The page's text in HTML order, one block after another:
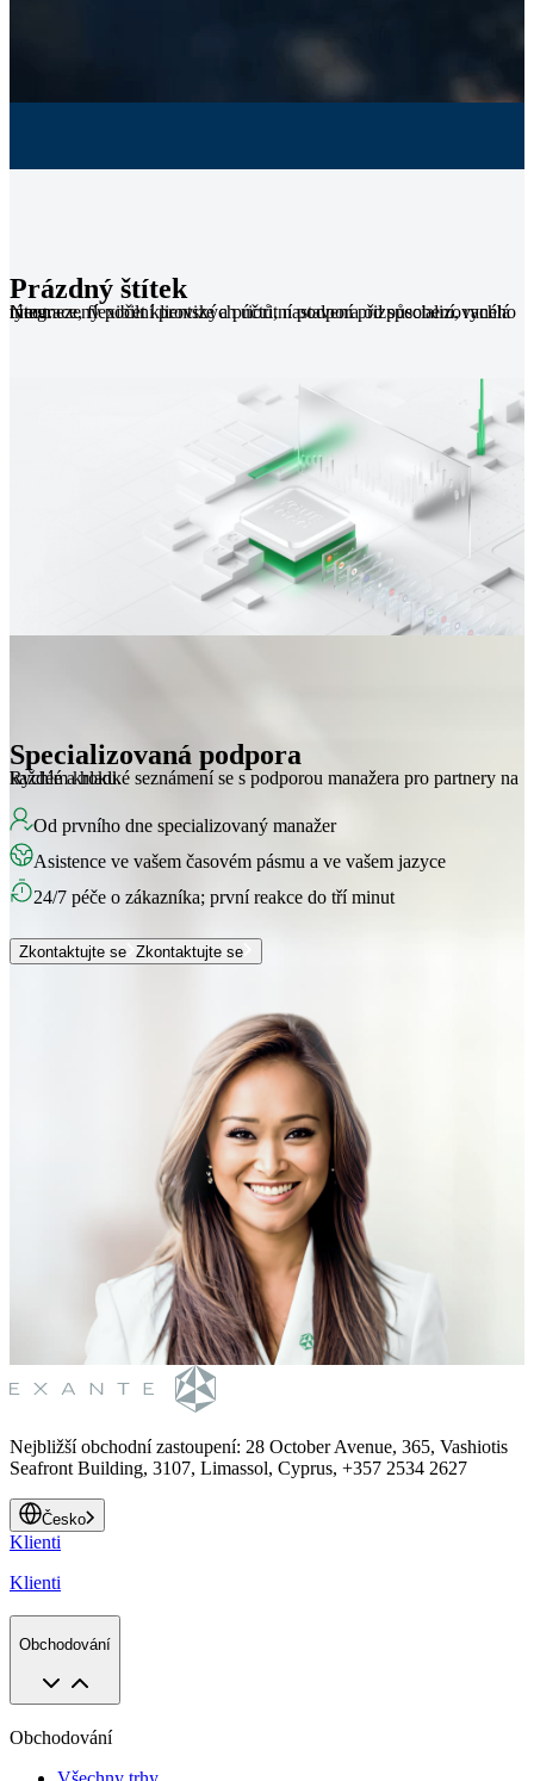
Prázdný štítek
Neomezený počet klientských účtů, nastavení přizpůsobení, rychlá integrace, flexibilní provize a prioritní podpora od specializovaného týmu.
Specializovaná podpora
Rychlé a hladké seznámení se s podporou manažera pro partnery na každém kroku.
Od prvního dne specializovaný manažer
Asistence ve vašem časovém pásmu a ve vašem jazyce
24/7 péče o zákazníka; první reakce do tří minut
Zkontaktujte se Zkontaktujte se
Nejbližší obchodní zastoupení: 28 October Avenue, 365, Vashiotis
Seafront Building, 3107, Limassol, Cyprus, +357 2534 2627
Česko
Klienti
Klienti
Obchodování
Obchodování